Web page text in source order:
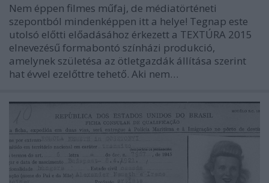
Nem éppen filmes műfaj, de médiatörténeti
szepontból mindenképpen itt a helye! Tegnap este
utolsó előtti előadásához érkezett a TEXTÚRA 2015
elnevezésű formabontó színházi produkció,
amelynek születésa az ötletgazdák állítása szerint
hat évvel ezelőttre tehető. Aki nem…